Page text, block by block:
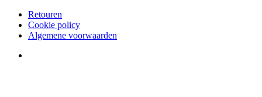
Retouren
Cookie policy
Algemene voorwaarden